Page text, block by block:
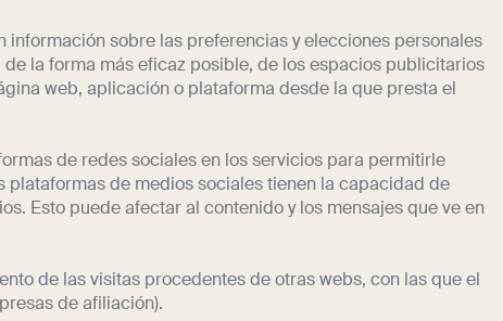
información sobre las preferencias y elecciones personales
la forma más eficaz posible, de los espacios publicitarios
web, aplicación o plataforma desde la que presta el
de redes sociales en los servicios para permitirle
de medios sociales tienen la capacidad de
Esto puede afectar al contenido y los mensajes que ve en
de las visitas procedentes de otras webs, con las que el
de afiliación).